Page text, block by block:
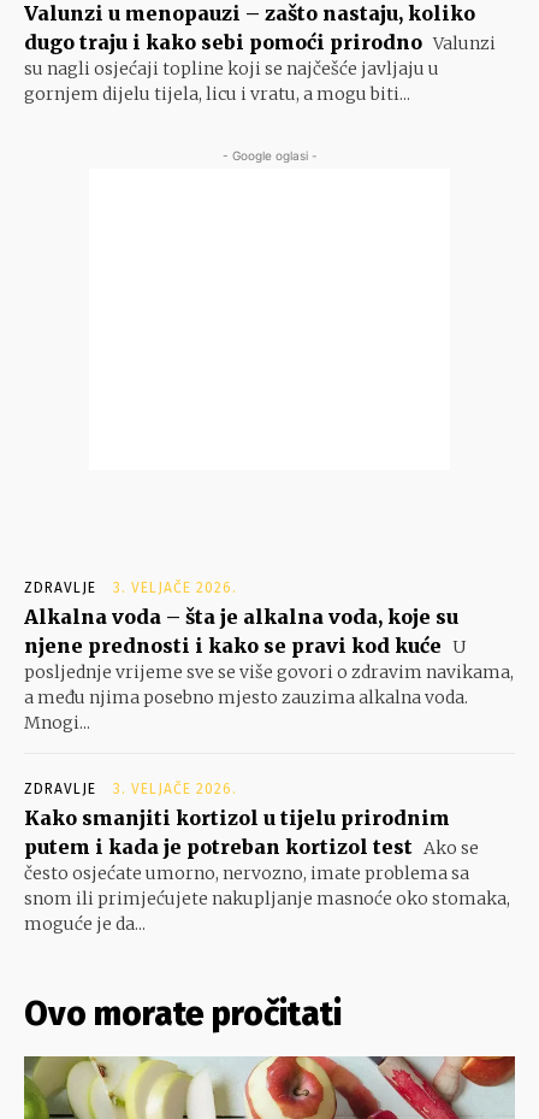
Valunzi u menopauzi – zašto nastaju, koliko
dugo traju i kako sebi pomoći prirodno Valunzi
su nagli osjećaji topline koji se najčešće javljaju u
gornjem dijelu tijela, licu i vratu, a mogu biti...
- Google oglasi -
ZDRAVLJE 3. VELJAČE 2026.
Alkalna voda – šta je alkalna voda, koje su
njene prednosti i kako se pravi kod kuće U
posljednje vrijeme sve se više govori o zdravim navikama,
a među njima posebno mjesto zauzima alkalna voda.
Mnogi...
ZDRAVLJE 3. VELJAČE 2026.
Kako smanjiti kortizol u tijelu prirodnim
putem i kada je potreban kortizol test Ako se
često osjećate umorno, nervozno, imate problema sa
snom ili primjećujete nakupljanje masnoće oko stomaka,
moguće je da...
Ovo morate pročitati